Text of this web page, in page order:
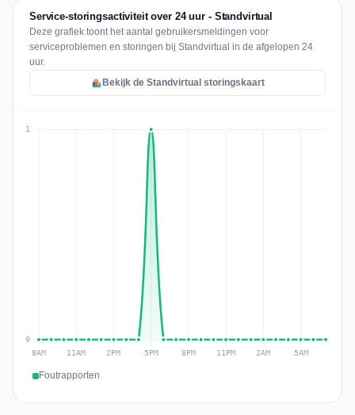
Service-storingsactiviteit over 24 uur - Standvirtual
Deze grafiek toont het aantal gebruikersmeldingen voor
serviceproblemen en storingen bij Standvirtual in de afgelopen 24
uur.
Bekijk de Standvirtual storingskaart
Foutrapporten